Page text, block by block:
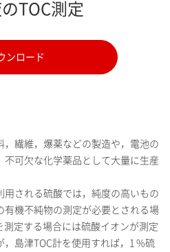
TOC測定
ンロード
繊維，爆薬などの製造や，電池の
不可欠な化学薬品として大量に生産
用される硫酸では，純度の高いもの
有機不純物の測定が必要とされる場
測定する場合には硫酸イオンが測定
島津TOC計を使用すれば，1 %硫